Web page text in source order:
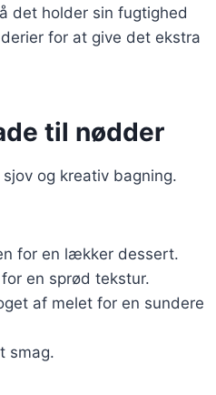
det holder sin fugtighed
for at give det ekstra
til nødder
og kreativ bagning.
for en lækker dessert.
en sprød tekstur.
af melet for en sundere
smag.